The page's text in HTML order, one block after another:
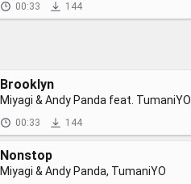
00:33 144
Brooklyn
Miyagi & Andy Panda feat. TumaniYO
00:33 144
Nonstop
Miyagi & Andy Panda, TumaniYO